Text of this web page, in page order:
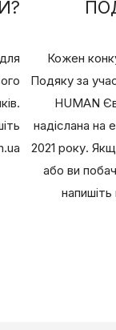
Кожен
Подяку за
HUMAN
надіслана на
2021 року.
або ви